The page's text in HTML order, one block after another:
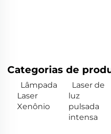
Categorias de
Lâmpada
Laser
Xenônio
Laser de
luz
pulsada
intensa